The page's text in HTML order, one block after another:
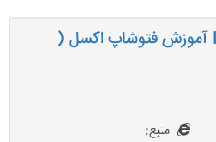
آموزش کامپیوتر ICDL آموزش فتوشاپ اکسل (
منبع: